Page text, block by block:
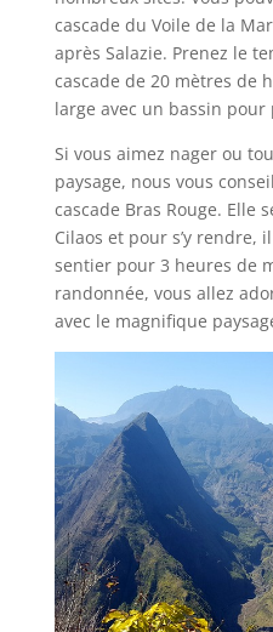
cascade du Voile de la
après Salazie. Prenez le
cascade de 20 mètres de
large avec un bassin pour
Si vous aimez nager ou
paysage, nous vous
cascade Bras Rouge. Elle
Cilaos et pour s’y rendre,
sentier pour 3 heures de
randonnée, vous allez
avec le magnifique